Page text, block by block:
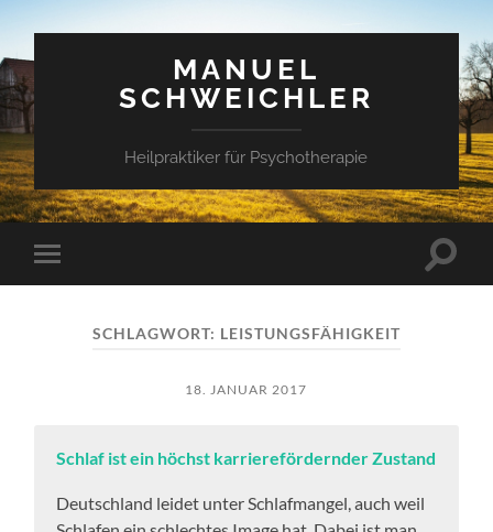
MANUEL
SCHWEICHLER
Heilpraktiker für Psychotherapie
Mobile-
Menü
SCHLAGWORT: LEISTUNGSFÄHIGKEIT
18. JANUAR 2017
Schlaf ist ein höchst karrierefördernder Zustand
Deutschland leidet unter Schlafmangel, auch weil